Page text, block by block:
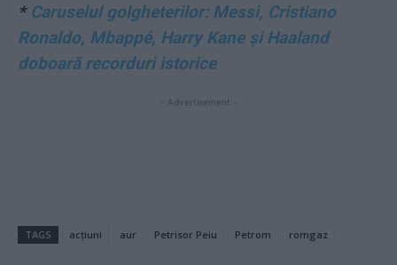
* Caruselul golgheterilor: Messi, Cristiano
Ronaldo, Mbappé, Harry Kane și Haaland
doboară recorduri istorice
- Advertisement -
TAGS acțiuni aur Petrisor Peiu Petrom romgaz